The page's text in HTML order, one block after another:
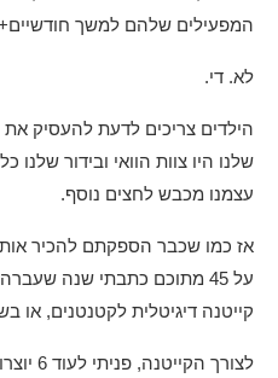
המפעילים שלהם למשך
לא. די.
הילדים צריכים לדעת להעסיק
שלנו היו צוות הוואי ובידור שלנו
עצמנו מכבש לחצים נוסף.
אז כמו שכבר הספקתם להכיר
על 45 מתוכם כתבתי שנה
קייטנה דיגיטלית לקטנטנים, או
לצורך